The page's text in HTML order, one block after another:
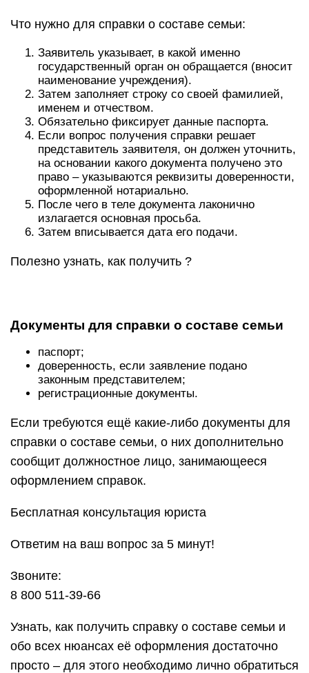
Что нужно для справки о составе семьи:
Заявитель указывает, в какой именно
государственный орган он обращается (вносит
наименование учреждения).
Затем заполняет строку со своей фамилией,
именем и отчеством.
Обязательно фиксирует данные паспорта.
Если вопрос получения справки решает
представитель заявителя, он должен уточнить,
на основании какого документа получено это
право – указываются реквизиты доверенности,
оформленной нотариально.
После чего в теле документа лаконично
излагается основная просьба.
Затем вписывается дата его подачи.
Полезно узнать, как получить ?
Документы для справки о составе семьи
паспорт;
доверенность, если заявление подано
законным представителем;
регистрационные документы.
Если требуются ещё какие-либо документы для
справки о составе семьи, о них дополнительно
сообщит должностное лицо, занимающееся
оформлением справок.
Бесплатная консультация юриста
Ответим на ваш вопрос за 5 минут!
Звоните:
8 800 511-39-66
Узнать, как получить справку о составе семьи и
обо всех нюансах её оформления достаточно
просто – для этого необходимо лично обратиться